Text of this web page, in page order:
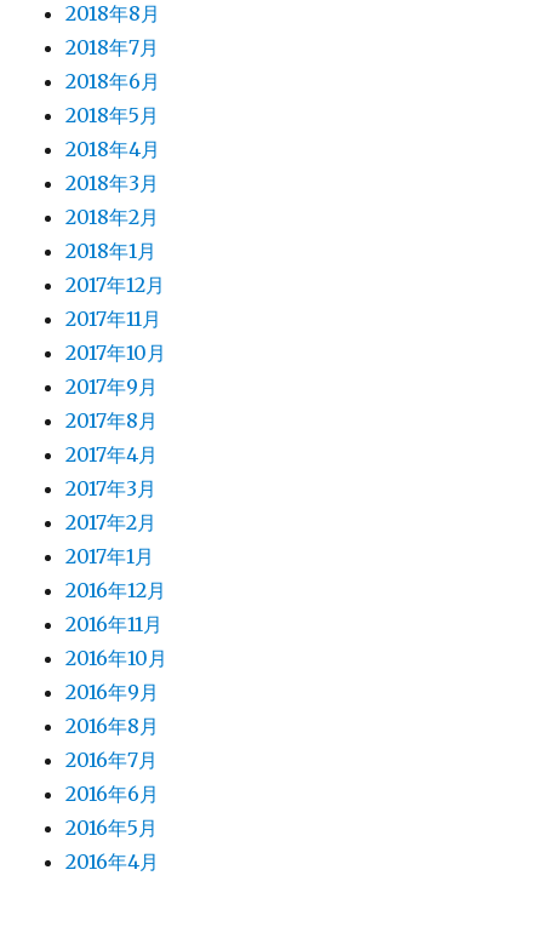
2018年8月
2018年7月
2018年6月
2018年5月
2018年4月
2018年3月
2018年2月
2018年1月
2017年12月
2017年11月
2017年10月
2017年9月
2017年8月
2017年4月
2017年3月
2017年2月
2017年1月
2016年12月
2016年11月
2016年10月
2016年9月
2016年8月
2016年7月
2016年6月
2016年5月
2016年4月